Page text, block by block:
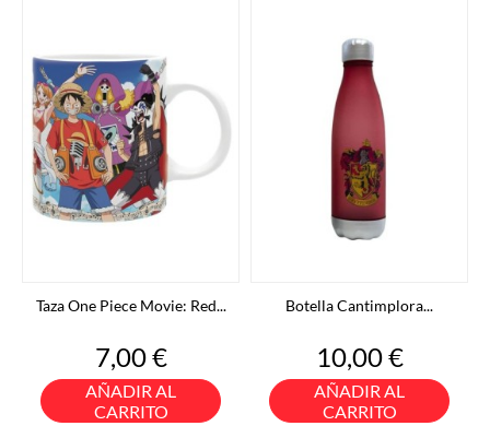
Taza One Piece Movie: Red...
Precio
7,00 €
AÑADIR AL
CARRITO
Botella Cantimplora...
Precio
10,00 €
AÑADIR AL
CARRITO